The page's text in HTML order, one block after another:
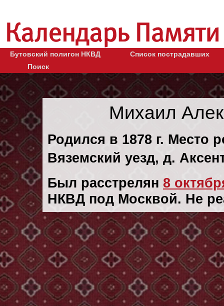
Бутовский полигон НКВД
Список пострадавших
Поиск
Михаил
Родился в 1878 г. Место
Вяземский уезд, д.
Был расстрелян 8
НКВД под Москвой. Не